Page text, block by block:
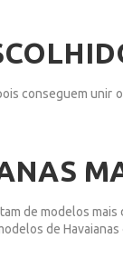
conseguem
de modelos mais
de